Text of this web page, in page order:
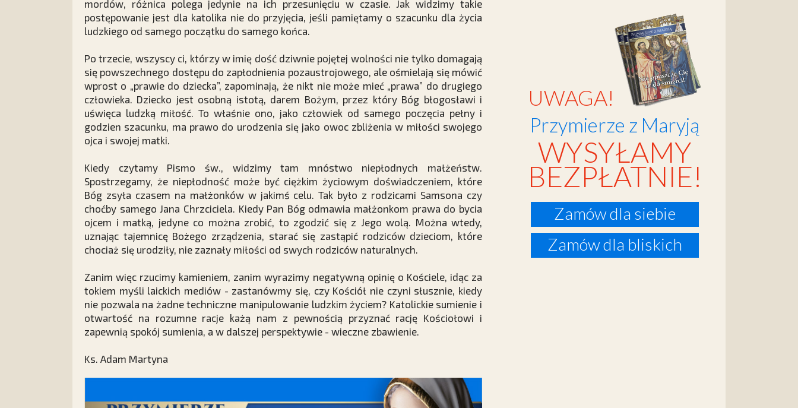
mordów, różnica polega jedynie na ich przesunięciu w czasie. Jak widzimy takie
postępowanie jest dla katolika nie do przyjęcia, jeśli pamiętamy o szacunku dla życia
ludzkiego od samego początku do samego końca.
Po trzecie, wszyscy ci, którzy w imię dość dziwnie pojętej wolności nie tylko domagają
się powszechnego dostępu do zapłodnienia pozaustrojowego, ale ośmielają się mówić
wprost o „prawie do dziecka”, zapominają, że nikt nie może mieć „prawa” do drugiego
człowieka. Dziecko jest osobną istotą, darem Bożym, przez który Bóg błogosławi i
uświęca ludzką miłość. To właśnie ono, jako człowiek od samego poczęcia pełny i
godzien szacunku, ma prawo do urodzenia się jako owoc zbliżenia w miłości swojego
ojca i swojej matki.
Kiedy czytamy Pismo św., widzimy tam mnóstwo niepłodnych małżeństw.
Spostrzegamy, że niepłodność może być ciężkim życiowym doświadczeniem, które
Bóg zsyła czasem na małżonków w jakimś celu. Tak było z rodzicami Samsona czy
choćby samego Jana Chrzciciela. Kiedy Pan Bóg odmawia małżonkom prawa do bycia
ojcem i matką, jedyne co można zrobić, to zgodzić się z Jego wolą. Można wtedy,
uznając tajemnicę Bożego zrządzenia, starać się zastąpić rodziców dzieciom, które
chociaż się urodziły, nie zaznały miłości od swych rodziców naturalnych.
Zanim więc rzucimy kamieniem, zanim wyrazimy negatywną opinię o Kościele, idąc za
tokiem myśli laickich mediów - zastanówmy się, czy Kościół nie czyni słusznie, kiedy
nie pozwala na żadne techniczne manipulowanie ludzkim życiem? Katolickie sumienie i
otwartość na rozumne racje każą nam z pewnością przyznać rację Kościołowi i
zapewnią spokój sumienia, a w dalszej perspektywie - wieczne zbawienie.
Ks. Adam Martyna
UWAGA!
Przymierze z Maryją
WYSYŁAMY
BEZPŁATNIE!
Zamów dla siebie
Zamów dla bliskich